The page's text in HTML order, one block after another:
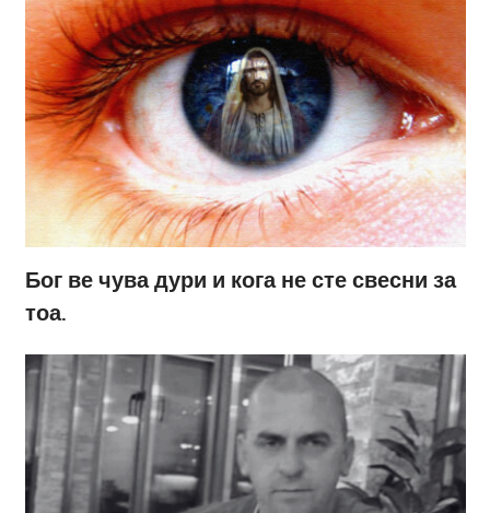
Бог ве чува дури и кога не сте свесни за
тоа.